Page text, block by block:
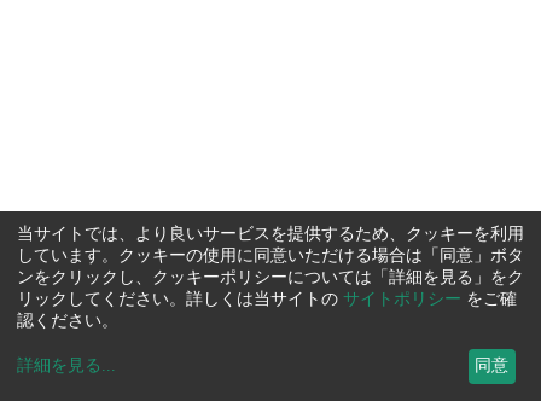
当サイトでは、より良いサービスを提供するため、クッキーを利用
しています。クッキーの使用に同意いただける場合は「同意」ボタ
ンをクリックし、クッキーポリシーについては「詳細を見る」をク
リックしてください。詳しくは当サイトの サイトポリシー をご確
認ください。
詳細を見る ... 同意